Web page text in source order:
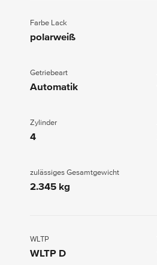
Farbe Lack
polarweiß
Getriebeart
Automatik
Zylinder
4
zulässiges Gesamtgewicht
2.345 kg
WLTP
WLTP D